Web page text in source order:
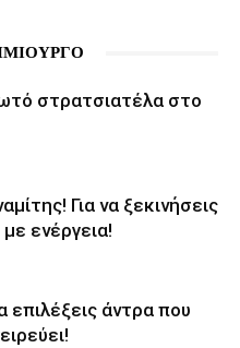
στρατσιατέλα στο
Για να ξεκινήσεις
ενέργεια!
επιλέξεις άντρα που